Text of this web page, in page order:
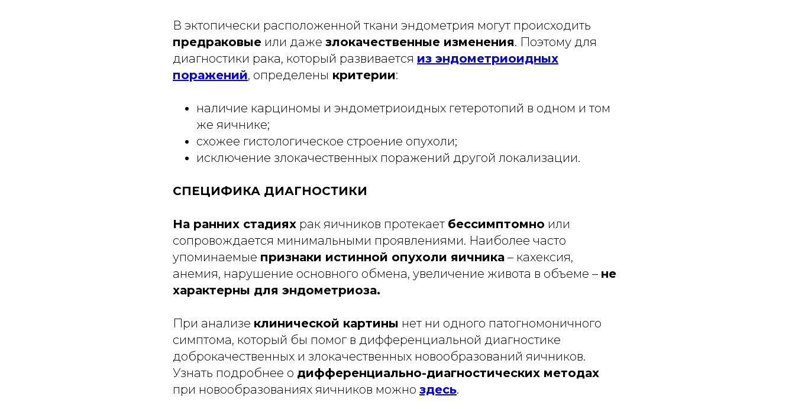
В эктопически расположенной ткани эндометрия могут происходить
предраковые или даже злокачественные изменения. Поэтому для
диагностики рака, который развивается из эндометриоидных
поражений, определены критерии:
наличие карциномы и эндометриоидных гетеротопий в одном и том
же яичнике;
схожее гистологическое строение опухоли;
исключение злокачественных поражений другой локализации.
СПЕЦИФИКА ДИАГНОСТИКИ
На ранних стадиях рак яичников протекает бессимптомно или
сопровождается минимальными проявлениями. Наиболее часто
упоминаемые признаки истинной опухоли яичника – кахексия,
анемия, нарушение основного обмена, увеличение живота в объеме – не
характерны для эндометриоза.
При анализе клинической картины нет ни одного патогномоничного
симптома, который бы помог в дифференциальной диагностике
доброкачественных и злокачественных новообразований яичников.
Узнать подробнее о дифференциально-диагностических методах
при новообразованиях яичников можно здесь.